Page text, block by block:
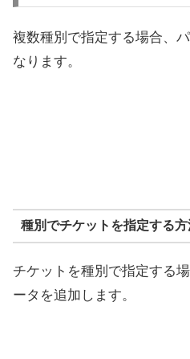
複数種別で指定する場合、
なります。
種別でチケットを指定する方
チケットを種別で指定する
ータを追加します。